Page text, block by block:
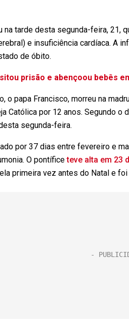
na tarde desta segunda-feira, 21,
e insuficiência cardíaca. A
de óbito.
prisão e abençoou bebês
o papa Francisco, morreu na
Católica por 12 anos. Segundo o
segunda-feira.
por 37 dias entre fevereiro e
O pontíficeteve alta em 23
primeira vez antes do Natal e